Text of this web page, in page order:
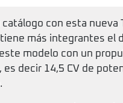
catálogo con esta
más integrantes el
modelo con un
decir 14,5 CV de